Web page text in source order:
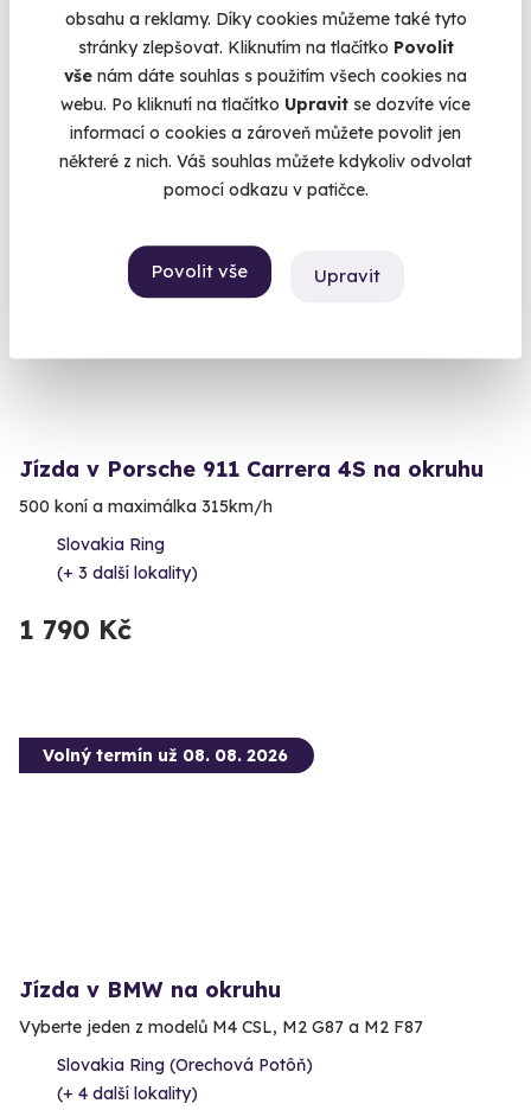
obsahu a reklamy. Díky cookies můžeme také tyto
stránky zlepšovat. Kliknutím na tlačítko Povolit
vše nám dáte souhlas s použitím všech cookies na
webu. Po kliknutí na tlačítko Upravit se dozvíte více
informací o cookies a zároveň můžete povolit jen
některé z nich. Váš souhlas můžete kdykoliv odvolat
pomocí odkazu v patičce.
Povolit vše Upravit
Slovakia Ring (Orechová Potôň)
(+ 4 další lokality)
1 790 Kč
Jízda v Porsche 911 Carrera 4S na okruhu
500 koní a maximálka 315km/h
Slovakia Ring
(+ 3 další lokality)
1 790 Kč
Volný termín už 08. 08. 2026
Jízda v BMW na okruhu
Vyberte jeden z modelů M4 CSL, M2 G87 a M2 F87
Slovakia Ring (Orechová Potôň)
(+ 4 další lokality)